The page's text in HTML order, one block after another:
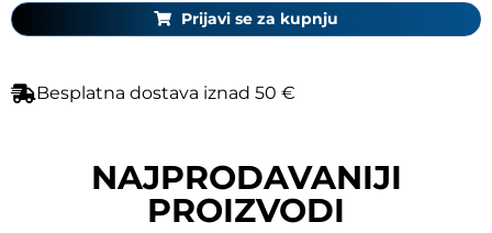
Prijavi se za kupnju
Besplatna dostava iznad 50 €
NAJPRODAVANIJI
PROIZVODI